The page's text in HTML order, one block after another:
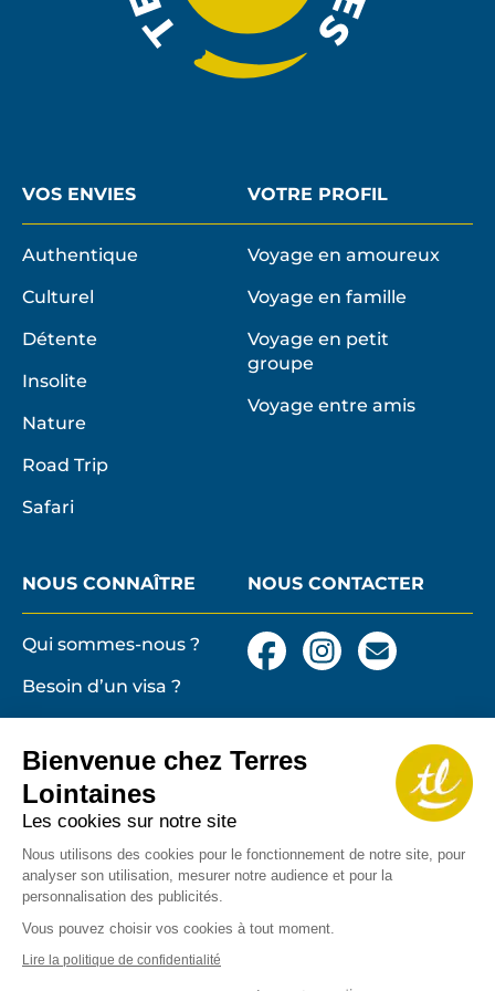
Bienvenue chez Terres
Lointaines
Les cookies sur notre site
Nous utilisons des cookies pour le fonctionnement de notre site, pour
analyser son utilisation, mesurer notre audience et pour la
personnalisation des publicités.
Vous pouvez choisir vos cookies à tout moment.
Lire la politique de confidentialité
VOS ENVIES
Authentique
Culturel
Détente
Insolite
Nature
Road Trip
Safari
VOTRE PROFIL
Voyage en amoureux
Voyage en famille
Voyage en petit
groupe
Voyage entre amis
NOUS CONNAÎTRE
Qui sommes-nous ?
Besoin d’un visa ?
et particulières de
vente
Mentions légales,
cookies
Protection des
données personnelles
Copyrights
NOUS CONTACTER
FacebookInstagram
Nous
contacter
email
de